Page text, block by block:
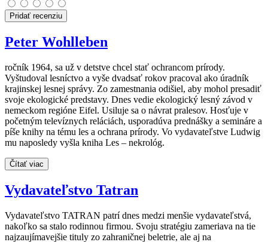
Pridať recenziu
Peter Wohlleben
ročník 1964, sa už v detstve chcel stať ochrancom prírody.
Vyštudoval lesníctvo a vyše dvadsať rokov pracoval ako úradník
krajinskej lesnej správy. Zo zamestnania odišiel, aby mohol presadiť
svoje ekologické predstavy. Dnes vedie ekologický lesný závod v
nemeckom regióne Eifel. Usiluje sa o návrat pralesov. Hosťuje v
početným televíznych reláciách, usporadúva prednášky a semináre a
píše knihy na tému les a ochrana prírody. Vo vydavateľstve Ludwig
mu naposledy vyšla kniha Les – nekrológ.
Čítať viac
Vydavateľstvo Tatran
Vydavateľstvo TATRAN patrí dnes medzi menšie vydavateľstvá,
nakoľko sa stalo rodinnou firmou. Svoju stratégiu zameriava na tie
najzaujímavejšie tituly zo zahraničnej beletrie, ale aj na